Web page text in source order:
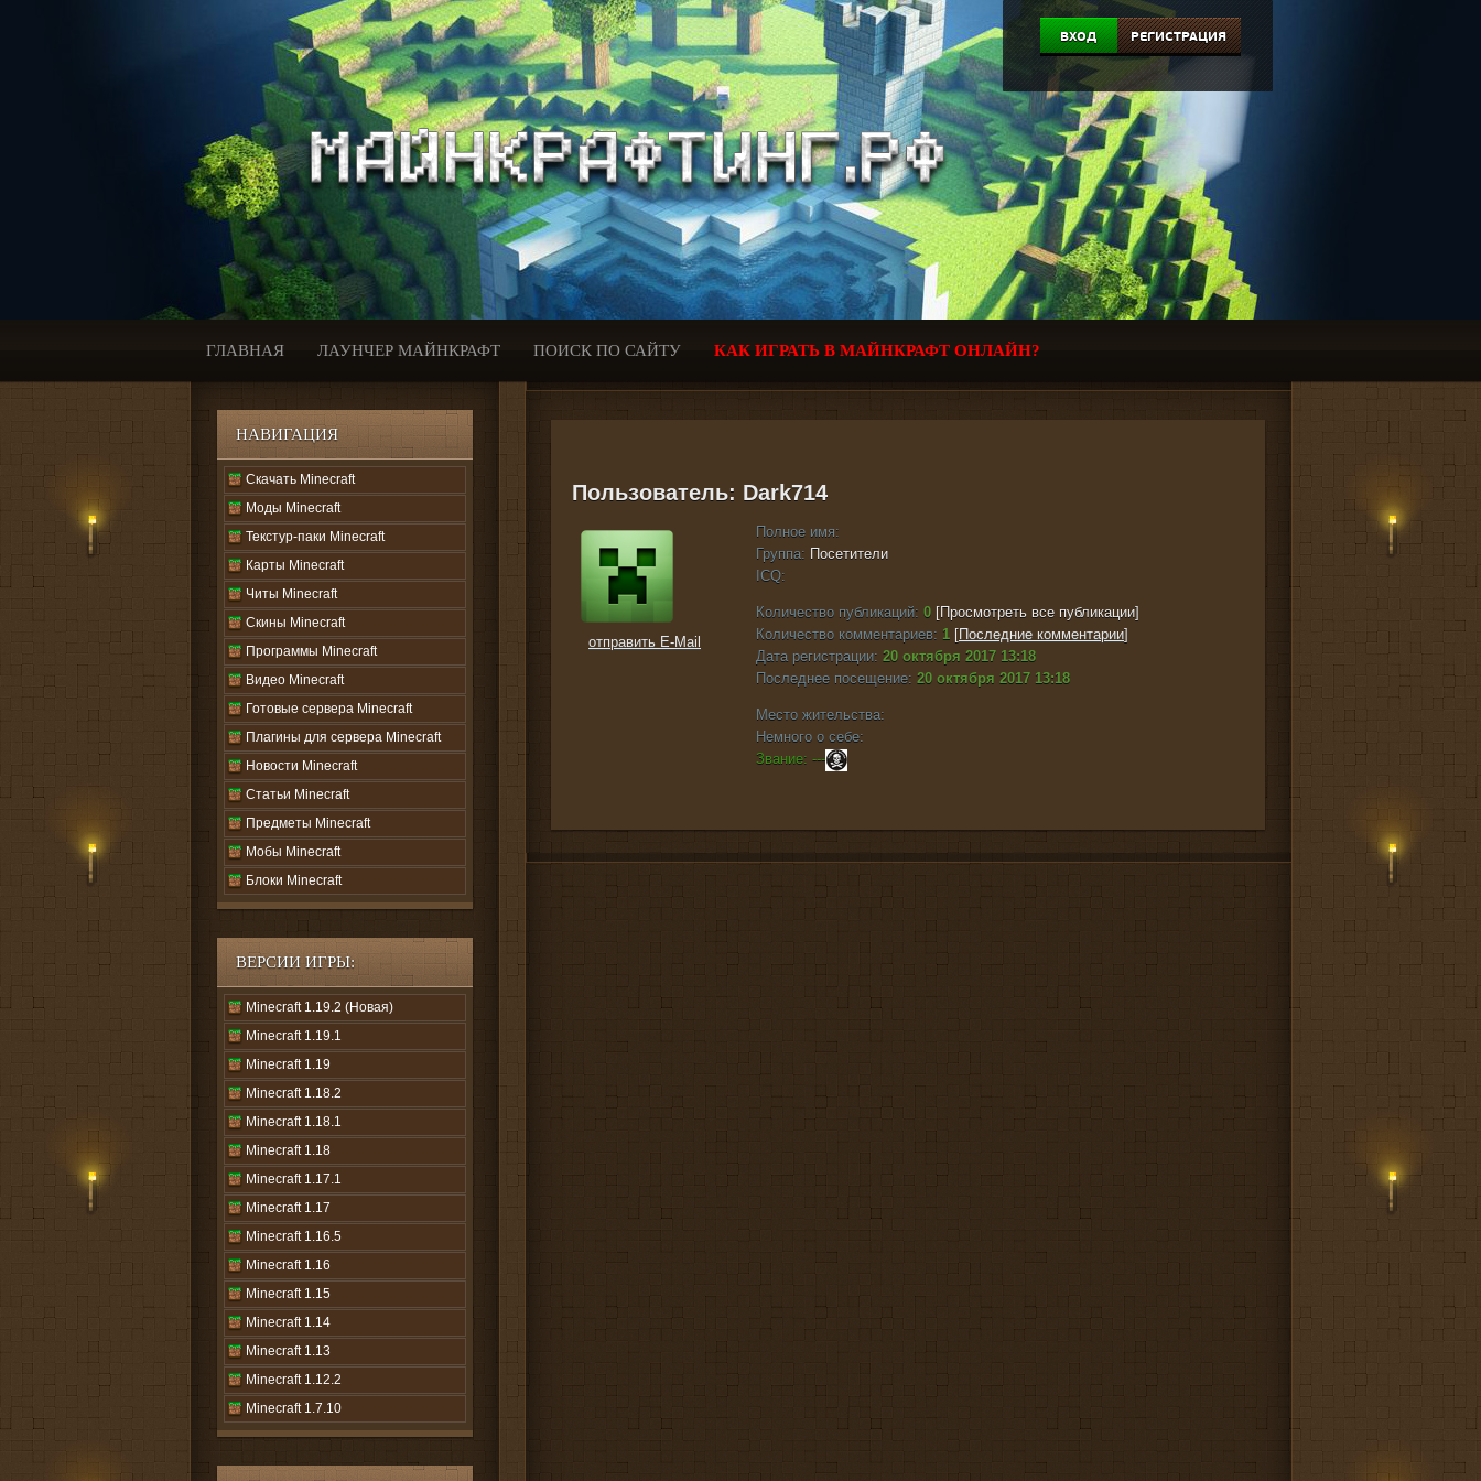
ВХОД РЕГИСТРАЦИЯ
ГЛАВНАЯ ЛАУНЧЕР МАЙНКРАФТ ПОИСК ПО САЙТУ КАК ИГРАТЬ В МАЙНКРАФТ ОНЛАЙН?
НАВИГАЦИЯ
Скачать Minecraft
Моды Minecraft
Текстур-паки Minecraft
Карты Minecraft
Читы Minecraft
Скины Minecraft
Программы Minecraft
Видео Minecraft
Готовые сервера Minecraft
Плагины для сервера Minecraft
Новости Minecraft
Статьи Minecraft
Предметы Minecraft
Мобы Minecraft
Блоки Minecraft
ВЕРСИИ ИГРЫ:
Minecraft 1.19.2 (Новая)
Minecraft 1.19.1
Minecraft 1.19
Minecraft 1.18.2
Minecraft 1.18.1
Minecraft 1.18
Minecraft 1.17.1
Minecraft 1.17
Minecraft 1.16.5
Minecraft 1.16
Minecraft 1.15
Minecraft 1.14
Minecraft 1.13
Minecraft 1.12.2
Minecraft 1.7.10
Пользователь: Dark714
отправить E-Mail
Полное имя:
Группа: Посетители
ICQ:
Количество публикаций: 0 [Просмотреть все публикации]
Количество комментариев: 1 [Последние комментарии]
Дата регистрации: 20 октября 2017 13:18
Последнее посещение: 20 октября 2017 13:18
Место жительства:
Немного о себе:
Звание: ---